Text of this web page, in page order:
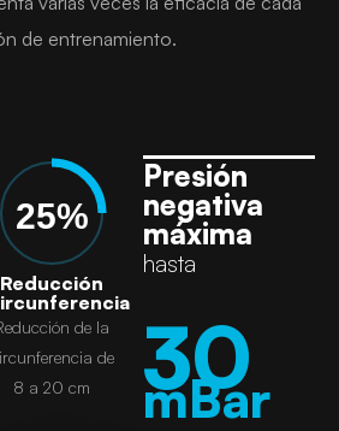
de entrenamiento.
25%
Reducción
de la
de
8 a 20 cm
Presión
negativa
máxima
hasta
30
mBar